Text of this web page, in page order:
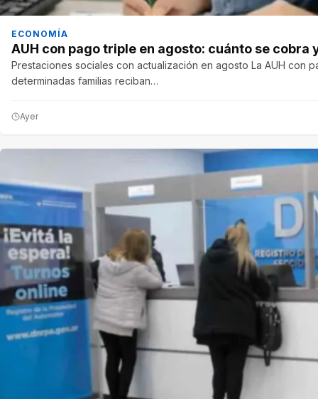
ECONOMÍA
AUH con pago triple en agosto: cuánto se cobra
Prestaciones sociales con actualización en agosto La AUH con
determinadas familias reciban…
Ayer